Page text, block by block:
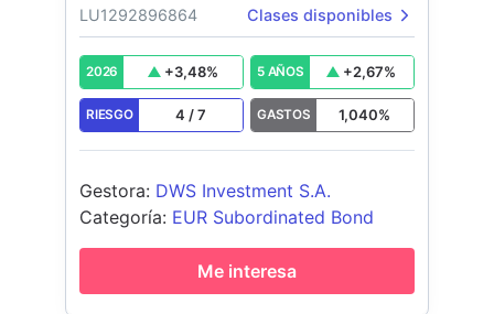
LU1292896864 Clases disponibles
2026 +3,48% 5 AÑOS +2,67%
RIESGO 4 /7 GASTOS 1,040%
Gestora: DWS Investment S.A.
Categoría: EUR Subordinated Bond
Me interesa